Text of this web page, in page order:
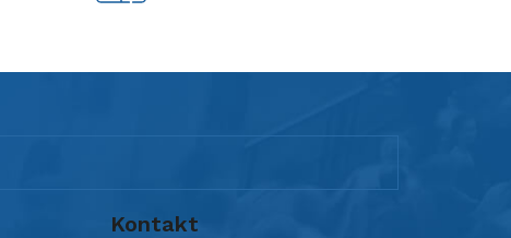
Kontakt